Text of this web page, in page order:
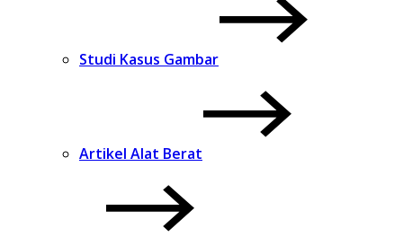
Studi Kasus Gambar
Artikel Alat Berat